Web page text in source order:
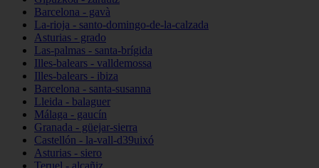
Barcelona - gavà
La-rioja - santo-domingo-de-la-calzada
Asturias - grado
Las-palmas - santa-brígida
Illes-balears - valldemossa
Illes-balears - ibiza
Barcelona - santa-susanna
Lleida - balaguer
Málaga - gaucín
Granada - güejar-sierra
Castellón - la-vall-d39uixó
Asturias - siero
Teruel - alcañiz